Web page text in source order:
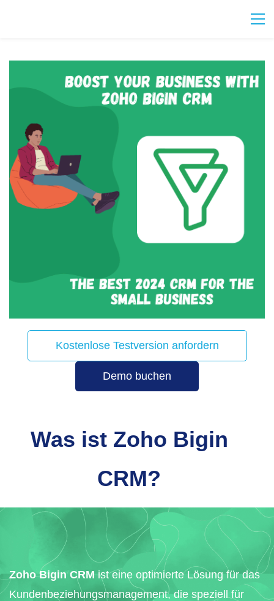
Kostenlose Testversion anfordern
Demo buchen
Was ist Zoho Bigin
CRM?
Zoho Bigin CRM ist eine optimierte Lösung für das
Kundenbeziehungsmanagement, die speziell für